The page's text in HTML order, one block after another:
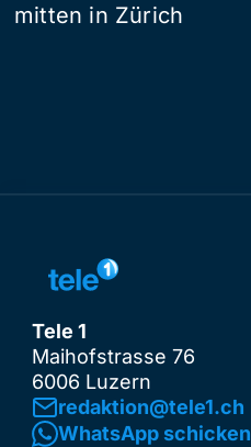
mitten in Zürich
Tele 1
Maihofstrasse 76
6006 Luzern
redaktion@tele1.ch
WhatsApp schicken